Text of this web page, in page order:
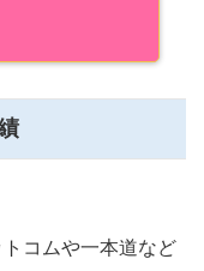
コムや一本道など